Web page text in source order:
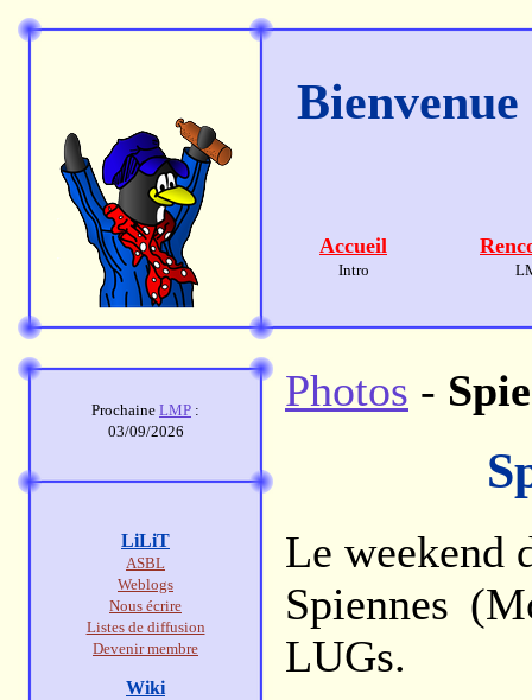
Accueil
Intro
Photos -
Le weekend
Spiennes
LUGs.
Prochaine LMP :
03/09/2026
LiLiT
ASBL
Weblogs
Nous écrire
Listes de diffusion
Devenir membre
Wiki